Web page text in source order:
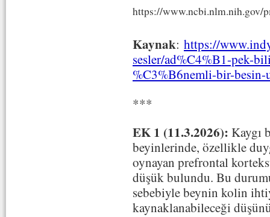
https://www.ncbi.nlm.nih.gov/
Kaynak: https://
sesler/ad%C4%B1-pek-
%C3%B6nemli-bir-
***
EK 1 (11.3.2026): Kaygı
beyinlerinde, özellikle
oynayan prefrontal
düşük bulundu. Bu
sebebiyle beynin kolin
kaynaklanabileceği